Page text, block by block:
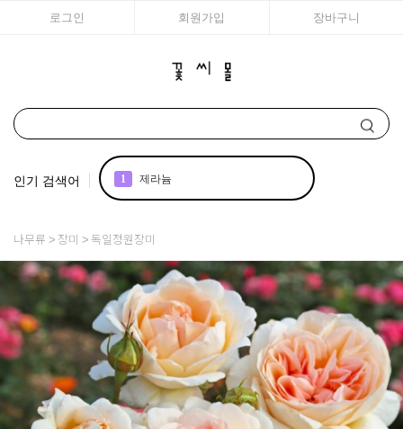
로그인 회원가입 장바구니
인기 검색어 1 제라늄
조날 제라늄
4 리갈
5 꽃씨
6 리갈 제라늄
나무류 장미 독일정원장미